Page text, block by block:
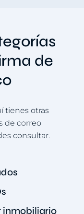
de
tienes otras
de correo
consultar.
inmobiliario